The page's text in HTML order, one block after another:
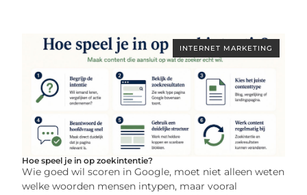
INTERNET MARKETING
Hoe speel je in op zoekintentie?
Wie goed wil scoren in Google, moet niet alleen weten
welke woorden mensen intypen, maar vooral